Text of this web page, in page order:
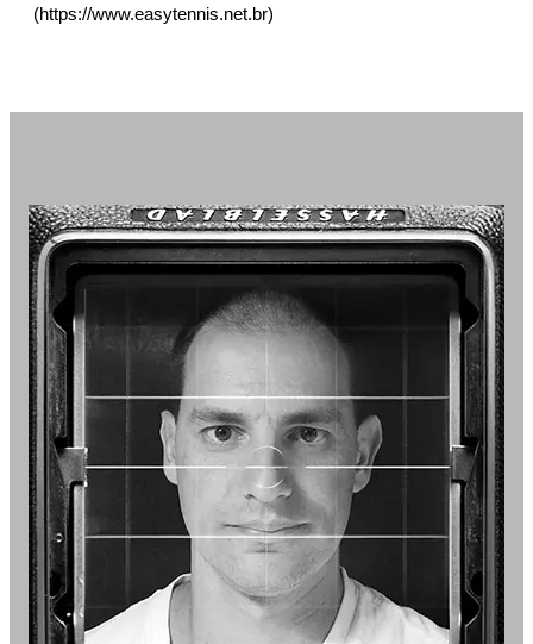
(https://www.easytennis.net.br)